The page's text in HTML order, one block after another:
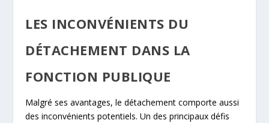
LES INCONVÉNIENTS DU
DÉTACHEMENT DANS LA
FONCTION PUBLIQUE
Malgré ses avantages, le détachement comporte aussi
des inconvénients potentiels. Un des principaux défis